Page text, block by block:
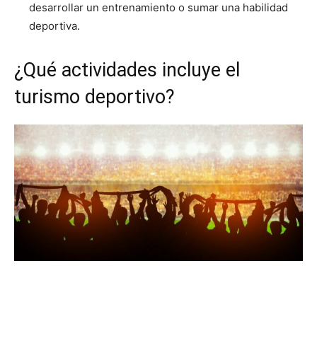
desarrollar un entrenamiento o sumar una habilidad
deportiva.
¿Qué actividades incluye el
turismo deportivo?